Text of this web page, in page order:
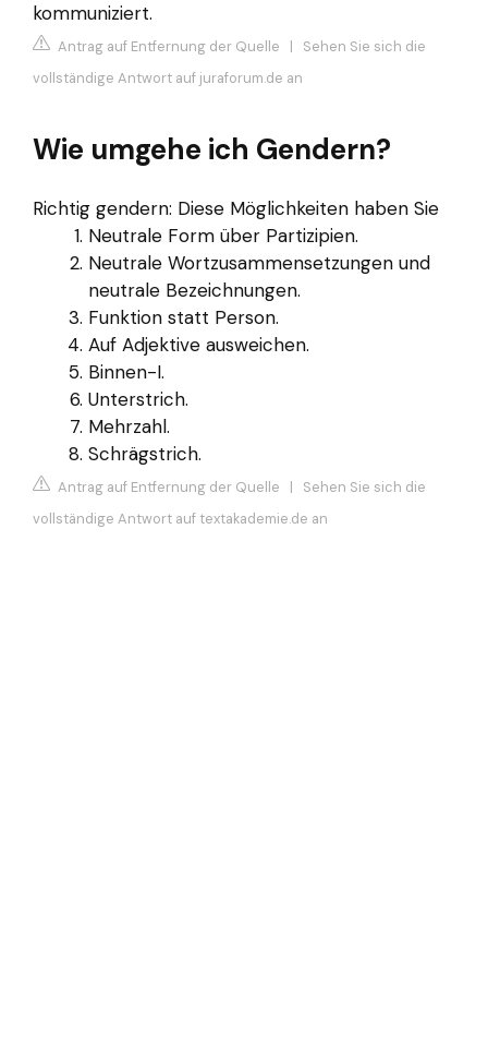
kommuniziert.
Antrag auf Entfernung der Quelle | Sehen Sie sich die
vollständige Antwort auf juraforum.de an
Wie umgehe ich Gendern?
Richtig gendern: Diese Möglichkeiten haben Sie
Neutrale Form über Partizipien.
Neutrale Wortzusammensetzungen und
neutrale Bezeichnungen.
Funktion statt Person.
Auf Adjektive ausweichen.
Binnen-I.
Unterstrich.
Mehrzahl.
Schrägstrich.
Antrag auf Entfernung der Quelle | Sehen Sie sich die
vollständige Antwort auf textakademie.de an